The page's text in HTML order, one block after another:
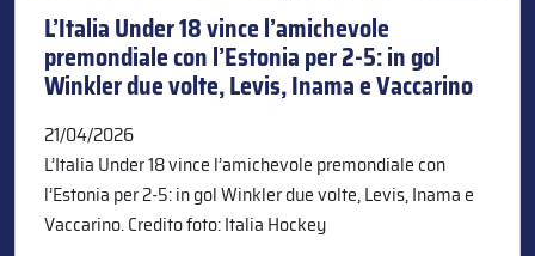
L’Italia Under 18 vince l’amichevole
premondiale con l’Estonia per 2-5: in gol
Winkler due volte, Levis, Inama e Vaccarino
21/04/2026
L’Italia Under 18 vince l’amichevole premondiale con
l’Estonia per 2-5: in gol Winkler due volte, Levis, Inama e
Vaccarino. Credito foto: Italia Hockey